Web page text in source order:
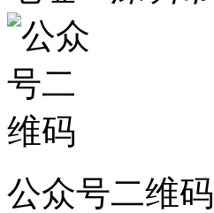
公众号二维码